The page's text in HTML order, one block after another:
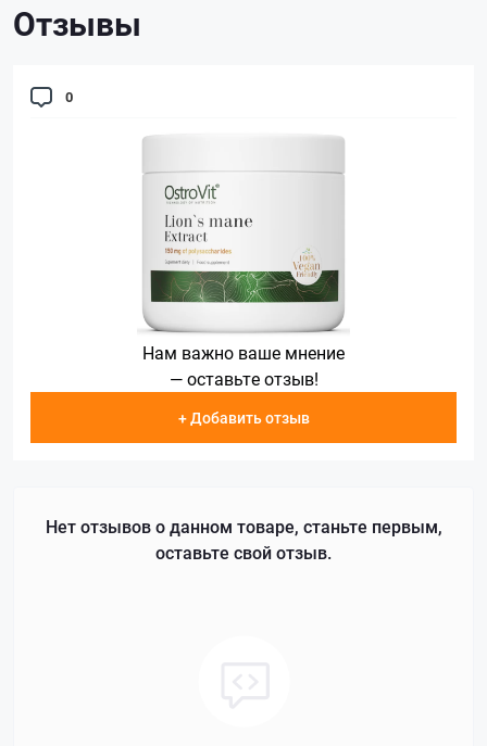
Отзывы
0
Нам важно ваше мнение
— оставьте отзыв!
+ Добавить отзыв
Нет отзывов о данном товаре, станьте первым,
оставьте свой отзыв.